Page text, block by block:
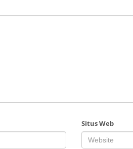
Situs Web